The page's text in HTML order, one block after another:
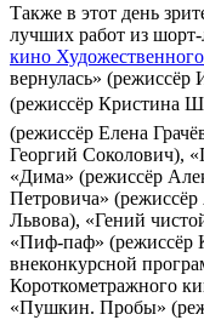
Также в этот день
лучших работ из шорт-
кино Художественного
вернулась»
(режиссёр Кристина
(режиссёр Елена
Георгий Соколович),
«Дима» (режиссёр
Петровича»
Львова), «Гений
«Пиф-паф» (режиссёр
внеконкурсной
Короткометражного
«Пушкин. Пробы»